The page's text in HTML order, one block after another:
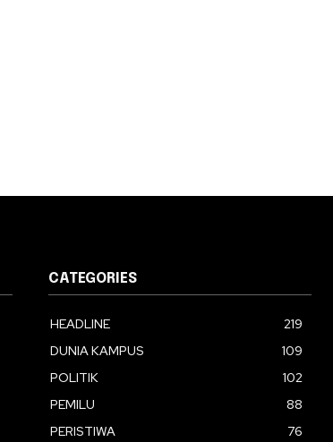
CATEGORIES
HEADLINE
219
DUNIA KAMPUS
109
POLITIK
102
PEMILU
88
PERISTIWA
76